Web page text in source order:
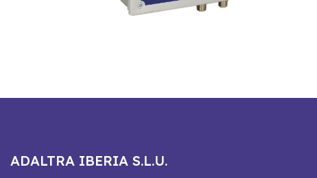
ADALTRA IBERIA S.L.U.